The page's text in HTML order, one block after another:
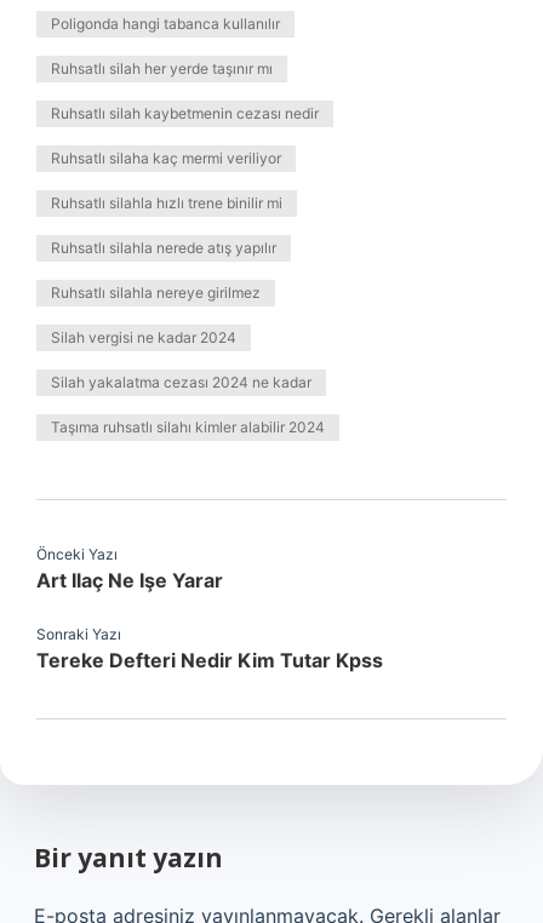
Poligonda hangi tabanca kullanılır
Ruhsatlı silah her yerde taşınır mı
Ruhsatlı silah kaybetmenin cezası nedir
Ruhsatlı silaha kaç mermi veriliyor
Ruhsatlı silahla hızlı trene binilir mi
Ruhsatlı silahla nerede atış yapılır
Ruhsatlı silahla nereye girilmez
Silah vergisi ne kadar 2024
Silah yakalatma cezası 2024 ne kadar
Taşıma ruhsatlı silahı kimler alabilir 2024
Önceki Yazı
Art Ilaç Ne Işe Yarar
Sonraki Yazı
Tereke Defteri Nedir Kim Tutar Kpss
Bir yanıt yazın
E-posta adresiniz yayınlanmayacak. Gerekli alanlar